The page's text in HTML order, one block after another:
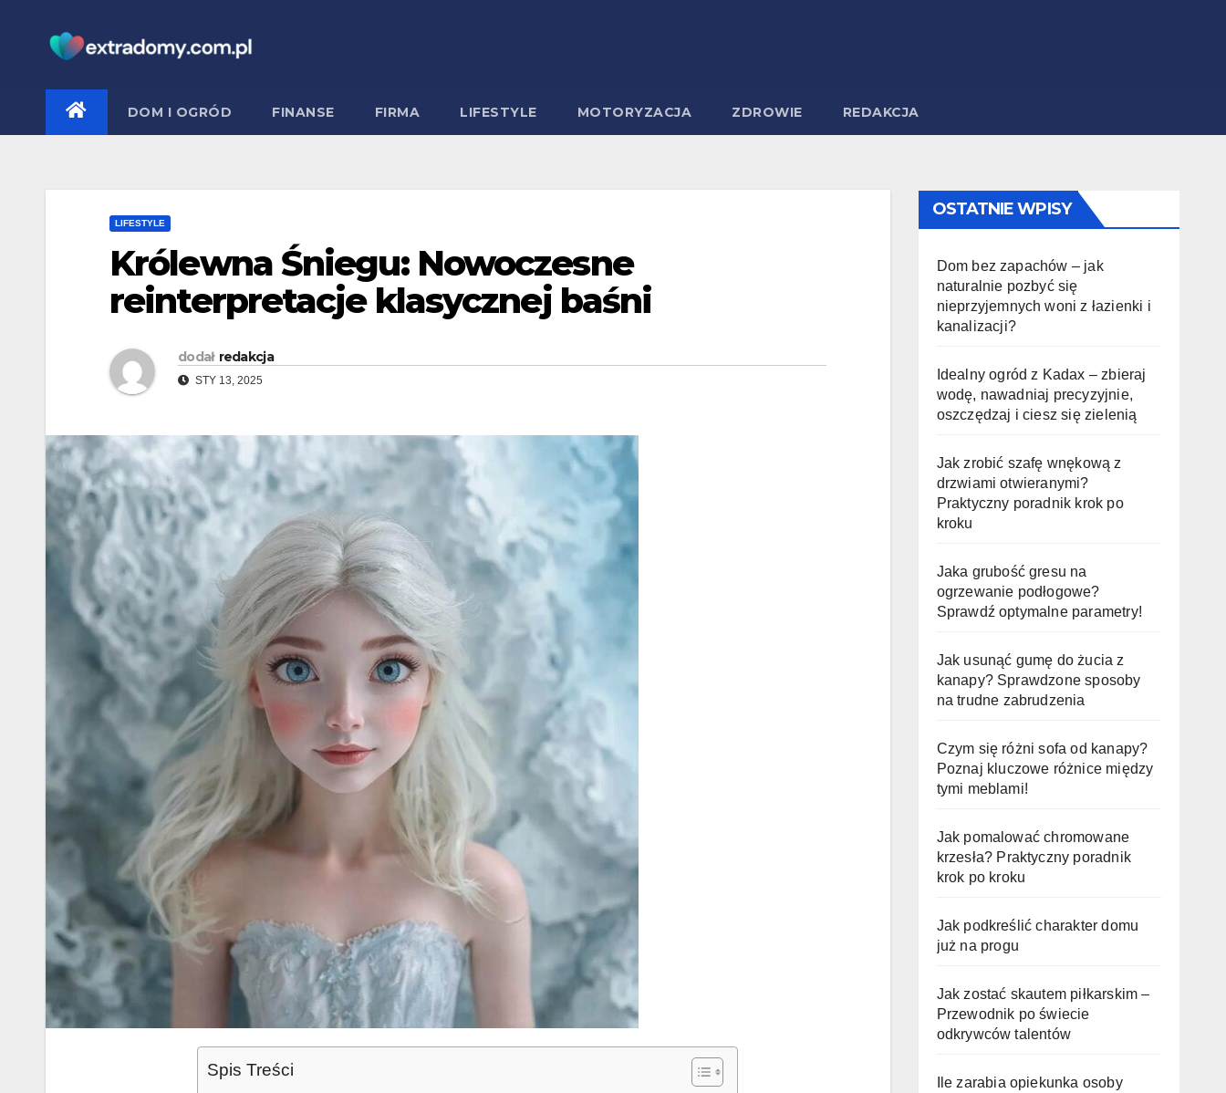
DOM I OGRÓD FINANSE FIRMA LIFESTYLE MOTORYZACJA ZDROWIE REDAKCJA
LIFESTYLE
Królewna Śniegu: Nowoczesne
reinterpretacje klasycznej baśni
dodał redakcja
STY 13, 2025
Spis Treści
OSTATNIE WPISY
Dom bez zapachów – jak
naturalnie pozbyć się
nieprzyjemnych woni z łazienki i
kanalizacji?
Idealny ogród z Kadax – zbieraj
wodę, nawadniaj precyzyjnie,
oszczędzaj i ciesz się zielenią
Jak zrobić szafę wnękową z
drzwiami otwieranymi?
Praktyczny poradnik krok po
kroku
Jaka grubość gresu na
ogrzewanie podłogowe?
Sprawdź optymalne parametry!
Jak usunąć gumę do żucia z
kanapy? Sprawdzone sposoby
na trudne zabrudzenia
Czym się różni sofa od kanapy?
Poznaj kluczowe różnice między
tymi meblami!
Jak pomalować chromowane
krzesła? Praktyczny poradnik
krok po kroku
Jak podkreślić charakter domu
już na progu
Jak zostać skautem piłkarskim –
Przewodnik po świecie
odkrywców talentów
Ile zarabia opiekunka osoby